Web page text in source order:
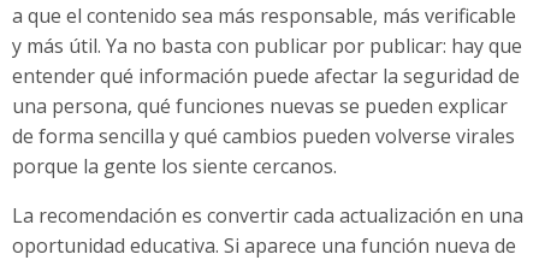
a que el contenido sea más responsable, más verificable
y más útil. Ya no basta con publicar por publicar: hay que
entender qué información puede afectar la seguridad de
una persona, qué funciones nuevas se pueden explicar
de forma sencilla y qué cambios pueden volverse virales
porque la gente los siente cercanos.
La recomendación es convertir cada actualización en una
oportunidad educativa. Si aparece una función nueva de